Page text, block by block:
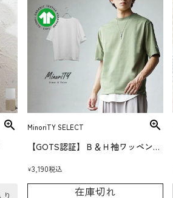
MinoriTY SELECT
【GOTS認証】Ｂ＆Ｈ袖ワッペンTシャツ
¥3,190税込
在庫切れ